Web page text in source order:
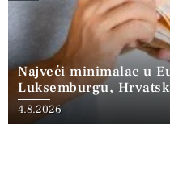
Najveći minimalac u
Luksemburgu,
4.8.2026